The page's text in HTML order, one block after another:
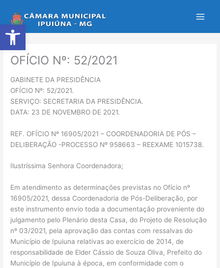
Abrir a barra de ferramentas
para
o
conteúdo
OFÍCIO Nº: 52/2021
GABINETE DA PRESIDÊNCIA
OFÍCIO Nº: 52/2021.
SERVIÇO: SECRETARIA DA PRESIDÊNCIA.
DATA: 23 DE NOVEMBRO DE 2021.
REF. OFÍCIO Nº 16905/2021 – COORDENADORIA DE PÓS –
DELIBERAÇÃO -PROCESSO Nº 958663 – REEXAME 1015738.
Ilustríssima Senhora Coordenadora;
Em atendimento as determinações previstas no Ofício nº
16905/2021, dessa Coordenadoria de Pós-Deliberação, por
este instrumento envio toda a documentação proveniente do
julgamento pelo Plenário desta Casa, do Projeto de Resolução
nº 03/2021, pela aprovação das contas com ressalvas do
Município de Ipuiuna relativas ao exercício de 2014, de
responsabilidade de Elder Cássio de Souza Oliva, Prefeito do
Município de Ipuiuna à época, em conformidade com o